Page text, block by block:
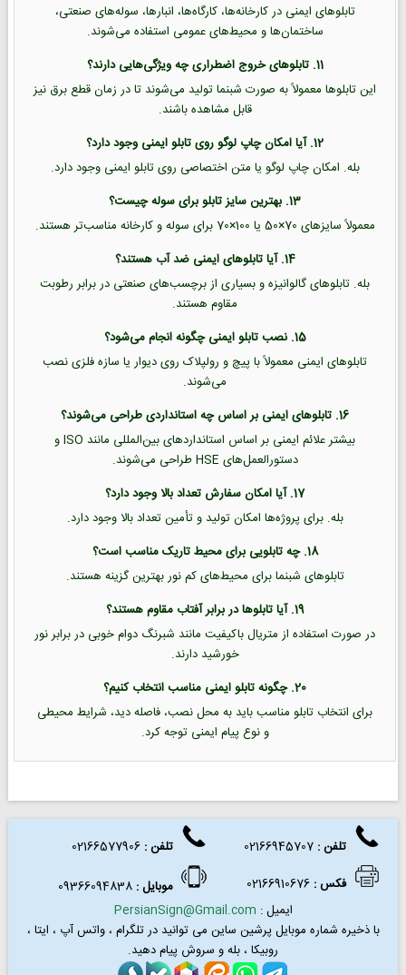
تابلوهای ایمنی در کارخانه‌ها، کارگاه‌ها، انبارها، سوله‌های صنعتی،
ساختمان‌ها و محیط‌های عمومی استفاده می‌شوند.
11. تابلوهای خروج اضطراری چه ویژگی‌هایی دارند؟
این تابلوها معمولاً به صورت شبنما تولید می‌شوند تا در زمان قطع برق نیز
قابل مشاهده باشند.
12. آیا امکان چاپ لوگو روی تابلو ایمنی وجود دارد؟
بله. امکان چاپ لوگو یا متن اختصاصی روی تابلو ایمنی وجود دارد.
13. بهترین سایز تابلو برای سوله چیست؟
معمولاً سایزهای 70×50 یا 100×70 برای سوله و کارخانه مناسب‌تر هستند.
14. آیا تابلوهای ایمنی ضد آب هستند؟
بله. تابلوهای گالوانیزه و بسیاری از برچسب‌های صنعتی در برابر رطوبت
مقاوم هستند.
15. نصب تابلو ایمنی چگونه انجام می‌شود؟
تابلوهای ایمنی معمولاً با پیچ و رولپلاک روی دیوار یا سازه فلزی نصب
می‌شوند.
16. تابلوهای ایمنی بر اساس چه استانداردی طراحی می‌شوند؟
بیشتر علائم ایمنی بر اساس استانداردهای بین‌المللی مانند ISO و
دستورالعمل‌های HSE طراحی می‌شوند.
17. آیا امکان سفارش تعداد بالا وجود دارد؟
بله. برای پروژه‌ها امکان تولید و تأمین تعداد بالا وجود دارد.
18. چه تابلویی برای محیط تاریک مناسب است؟
تابلوهای شبنما برای محیط‌های کم نور بهترین گزینه هستند.
19. آیا تابلوها در برابر آفتاب مقاوم هستند؟
در صورت استفاده از متریال باکیفیت مانند شبرنگ دوام خوبی در برابر نور
خورشید دارند.
20. چگونه تابلو ایمنی مناسب انتخاب کنیم؟
برای انتخاب تابلو مناسب باید به محل نصب، فاصله دید، شرایط محیطی
و نوع پیام ایمنی توجه کرد.
تلفن : تلفن:
02166577906
فکس:
02166910676 موبایل :
ایمیل : PersianSign@Gmail.com
با ذخیره شماره موبایل پرشین ساین می توانید درتلگرام ، واتس آپ ، ایتا ،
روبیکا ، بله و سروش پیام دهید.